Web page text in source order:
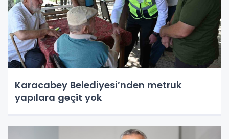
Karacabey Belediyesi’nden metruk
yapılara geçit yok